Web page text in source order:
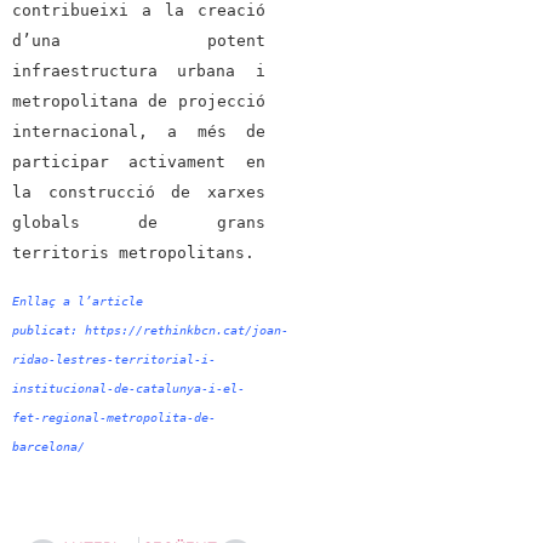
contribueixi a la creació
d’una potent
infraestructura urbana i
metropolitana de projecció
internacional, a més de
participar activament en
la construcció de xarxes
globals de grans
territoris metropolitans.
Enllaç a l’article
publicat: https://rethinkbcn.cat/joan-
ridao-lestres-territorial-i-
institucional-de-catalunya-i-el-
fet-regional-metropolita-de-
barcelona/